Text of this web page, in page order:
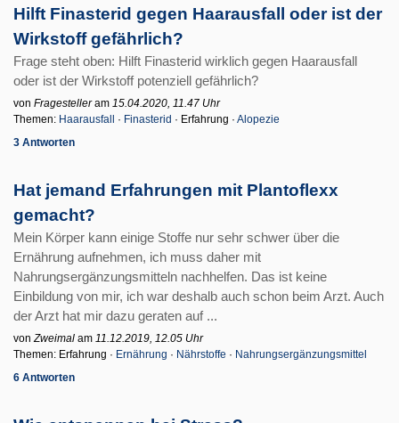
Hilft Finasterid gegen Haarausfall oder ist der
Wirkstoff gefährlich?
Frage steht oben: Hilft Finasterid wirklich gegen Haarausfall
oder ist der Wirkstoff potenziell gefährlich?
von Fragestelleram 15.04.2020, 11.47 Uhr
Themen: Haarausfall · Finasterid · Erfahrung · Alopezie
3 Antworten
Hat jemand Erfahrungen mit Plantoflexx
gemacht?
Mein Körper kann einige Stoffe nur sehr schwer über die
Ernährung aufnehmen, ich muss daher mit
Nahrungsergänzungsmitteln nachhelfen. Das ist keine
Einbildung von mir, ich war deshalb auch schon beim Arzt. Auch
der Arzt hat mir dazu geraten auf ...
vonZweimal am 11.12.2019, 12.05 Uhr
Themen: Erfahrung · Ernährung · Nährstoffe · Nahrungsergänzungsmittel
6 Antworten